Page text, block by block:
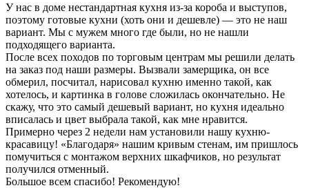
У нас в доме нестандартная кухня из-за короба и выступов,
поэтому готовые кухни (хоть они и дешевле) — это не наш
вариант. Мы с мужем много где были, но не нашли
подходящего варианта.
После всех походов по торговым центрам мы решили делать
на заказ под наши размеры. Вызвали замерщика, он все
обмерил, посчитал, нарисовал кухню именно такой, как
хотелось, и картинка в голове сложилась окончательно. Не
скажу, что это самый дешевый вариант, но кухня идеально
вписалась и цвет выбрала такой, как мне нравится.
Примерно через 2 недели нам установили нашу кухню-
красавицу! «Благодаря» нашим кривым стенам, им пришлось
помучиться с монтажом верхних шкафчиков, но результат
получился отменный.
Большое всем спасибо! Рекомендую!